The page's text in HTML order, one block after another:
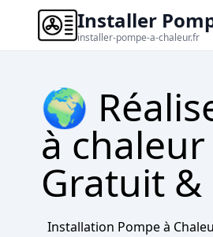
Installer
installer-pompe-a-chaleur.fr
🌍
à
Gratuit &
Installation Pompe à